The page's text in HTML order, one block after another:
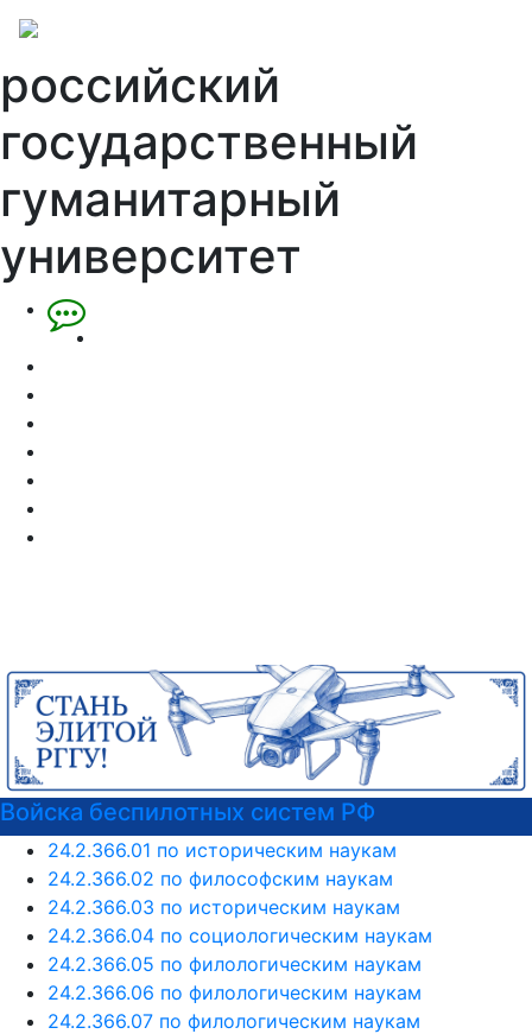
российский
государственный
гуманитарный
университет
беспилотных систем РФ
24.2.366.01 по историческим наукам
24.2.366.02 по философским наукам
24.2.366.03 по историческим наукам
24.2.366.04 по социологическим наукам
24.2.366.05 по филологическим наукам
24.2.366.06 по филологическим наукам
24.2.366.07 по филологическим наукам